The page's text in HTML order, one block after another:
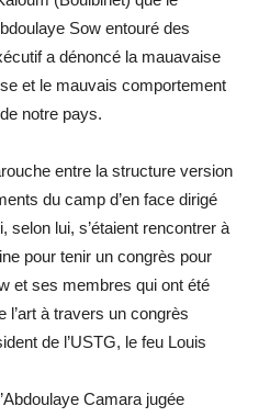
Sow entouré des
a dénoncé la mauavaise
et le mauvais comportement
notre pays.
entre la structure version
du camp d’en face dirigé
selon lui, s’étaient rencontrer à
pour tenir un congrès pour
et ses membres qui ont été
l’art à travers un congrès
de l’USTG, le feu Louis
Camara jugée